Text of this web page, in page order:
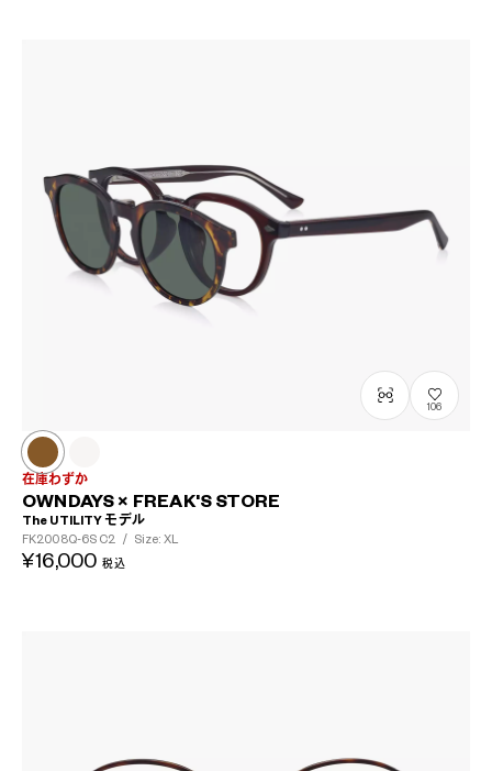
106
在庫わずか
OWNDAYS × FREAK'S STORE
The UTILITY モデル
FK2008Q-6S C2 / Size: XL
¥16,000 税込